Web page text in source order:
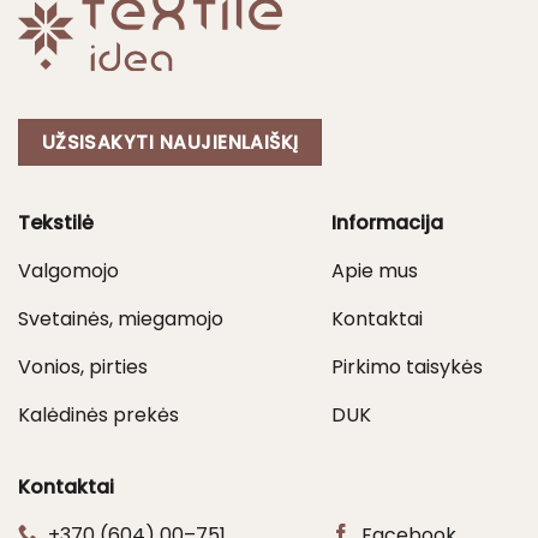
UŽSISAKYTI NAUJIENLAIŠKĮ
Tekstilė
Valgomojo
Svetainės, miegamojo
Vonios, pirties
Kalėdinės prekės
Informacija
Apie mus
Kontaktai
Pirkimo taisykės
DUK
Kontaktai